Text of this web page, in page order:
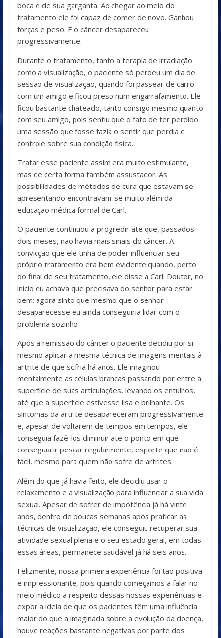
boca e de sua garganta. Ao chegar ao meio do
tratamento ele foi capaz de comer de novo. Ganhou
forças e peso. E o câncer desapareceu
progressivamente.
Durante o tratamento, tanto a terapia de irradiação
como a visualização, o paciente só perdeu um dia de
sessão de visualização, quando foi passear de carro
com um amigo e ficou preso num engarrafamento. Ele
ficou bastante chateado, tanto consigo mesmo quanto
com seu amigo, pois sentiu que o fato de ter perdido
uma sessão que fosse fazia o sentir que perdia o
controle sobre sua condição física.
Tratar esse paciente assim era muito estimulante,
mas de certa forma também assustador. As
possibilidades de métodos de cura que estavam se
apresentando encontravam-se muito além da
educação médica formal de Carl.
O paciente continuou a progredir ate que, passados
dois meses, não havia mais sinais do câncer. A
convicção que ele tinha de poder influenciar seu
próprio tratamento era bem evidente quando, perto
do final de seu tratamento, ele disse a Carl: Doutor, no
início eu achava que precisava do senhor para estar
bem; agora sinto que mesmo que o senhor
desaparecesse eu ainda conseguiria lidar com o
problema sozinho
Após a remissão do câncer o paciente decidiu por si
mesmo aplicar a mesma técnica de imagens mentais à
artrite de que sofria há anos. Ele imaginou
mentalmente as células brancas passando por entre a
superfície de suas articulações, levando os entulhos,
até que a superfície estivesse lisa e brilhante. Os
sintomas da artrite desapareceram progressivamente
e, apesar de voltarem de tempos em tempos, ele
conseguia fazê-los diminuir ate o ponto em que
conseguia ir pescar regularmente, esporte que não é
fácil, mesmo para quem não sofre de artrites.
Além do que já havia feito, ele decidiu usar o
relaxamento e a visualização para influenciar a sua vida
sexual. Apesar de sofrer de impotência já há vinte
anos, dentro de poucas semanas após praticar as
técnicas de visualização, ele conseguiu recuperar sua
atividade sexual plena e o seu estado geral, em todas
essas áreas, permanece saudável já há seis anos.
Felizmente, nossa primeira experiência foi tão positiva
e impressionante, pois quando começamos a falar no
meio médico a respeito dessas nossas experiências e
expor a ideia de que os pacientes têm uma influência
maior do que a imaginada sobre a evolução da doença,
houve reações bastante negativas por parte dos